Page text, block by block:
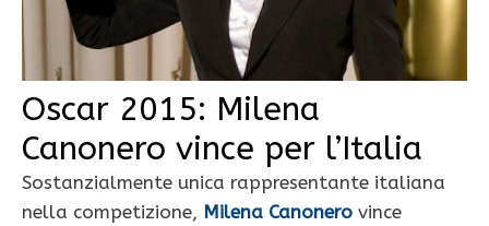
Oscar 2015: Milena
Canonero vince per l’Italia
Sostanzialmente unica rappresentante italiana
nella competizione, Milena Canonero vince